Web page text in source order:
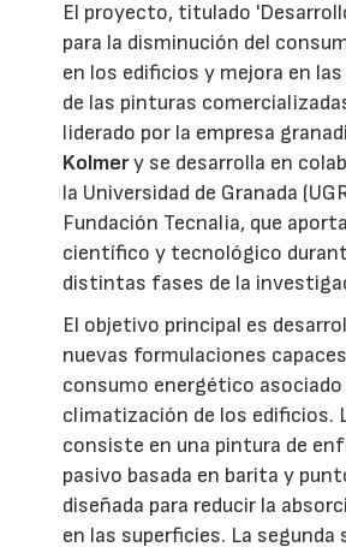
El proyecto, titulado
para la disminución del
en los edificios y mejora en
de las pinturas
liderado por la empresa
Kolmery se desarrolla en
la Universidad de Granada
Fundación Tecnalia, que
científico y tecnológico
distintas fases de la
El objetivo principal es
nuevas formulaciones
consumo energético asociado
climatización de los edificios.
consiste en una pintura de
pasivo basada en barita y
diseñada para reducir la
en las superficies. La segunda